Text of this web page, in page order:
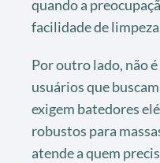
quando a
facilidade de
Por outro lado, não
usuários que
exigem batedores
robustos para
atende a quem